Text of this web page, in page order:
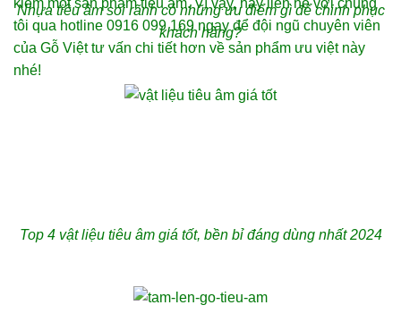
Nhựa tiêu âm soi rãnh có những ưu điểm gì để chinh phục
khách hàng?
Top 4 vật liệu tiêu âm giá tốt, bền bỉ đáng dùng nhất 2024